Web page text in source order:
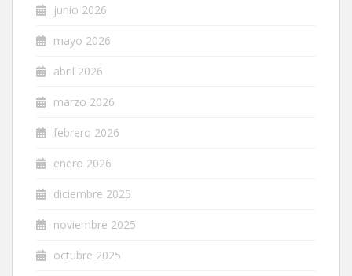
junio 2026
mayo 2026
abril 2026
marzo 2026
febrero 2026
enero 2026
diciembre 2025
noviembre 2025
octubre 2025